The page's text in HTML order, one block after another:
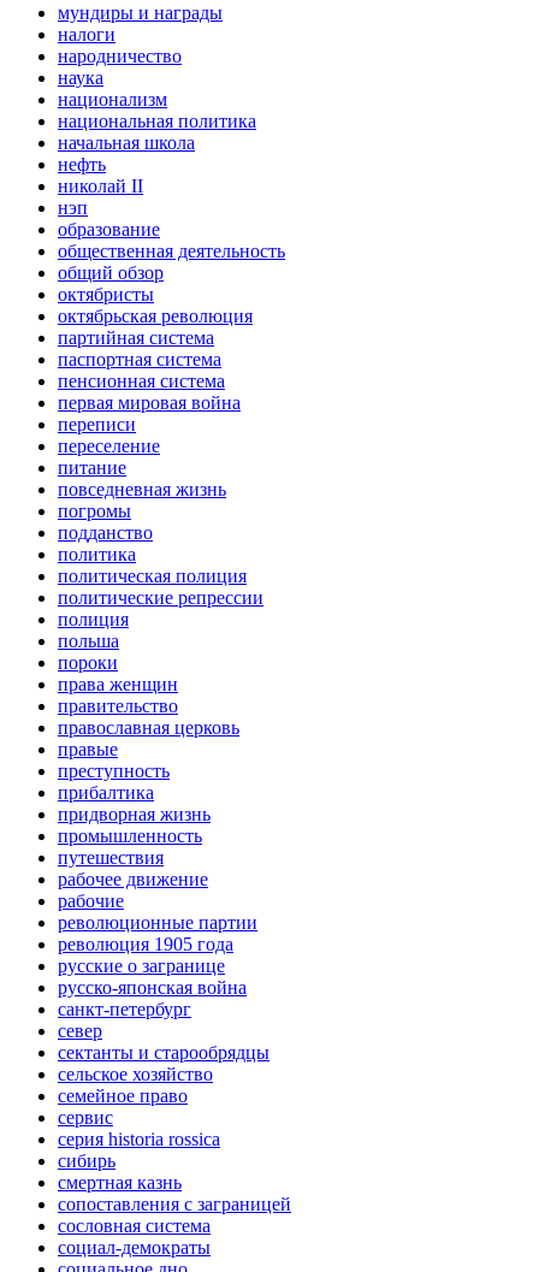
мундиры и награды
налоги
народничество
наука
национализм
национальная политика
начальная школа
нефть
николай II
нэп
образование
общественная деятельность
общий обзор
октябристы
октябрьская революция
партийная система
паспортная система
пенсионная система
первая мировая война
переписи
переселение
питание
повседневная жизнь
погромы
подданство
политика
политическая полиция
политические репрессии
полиция
польша
пороки
права женщин
правительство
православная церковь
правые
преступность
прибалтика
придворная жизнь
промышленность
путешествия
рабочее движение
рабочие
революционные партии
революция 1905 года
русские о загранице
русско-японская война
санкт-петербург
север
сектанты и старообрядцы
сельское хозяйство
семейное право
сервис
серия historia rossica
сибирь
смертная казнь
сопоставления с заграницей
сословная система
социал-демократы